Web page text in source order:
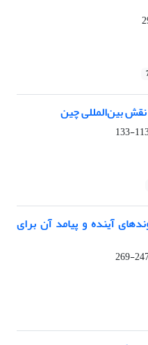
نقش بین‌المللی چین
113-
آینده و پیامد آن برای
247-